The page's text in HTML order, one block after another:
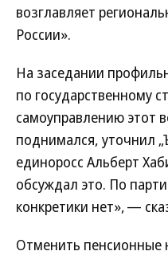
возглавляет
России».
На заседании
по государственному
самоуправлению этот
поднимался, уточнил
единоросс Альберт
обсуждал это. По
конкретики нет», —
Отменить пенсионные